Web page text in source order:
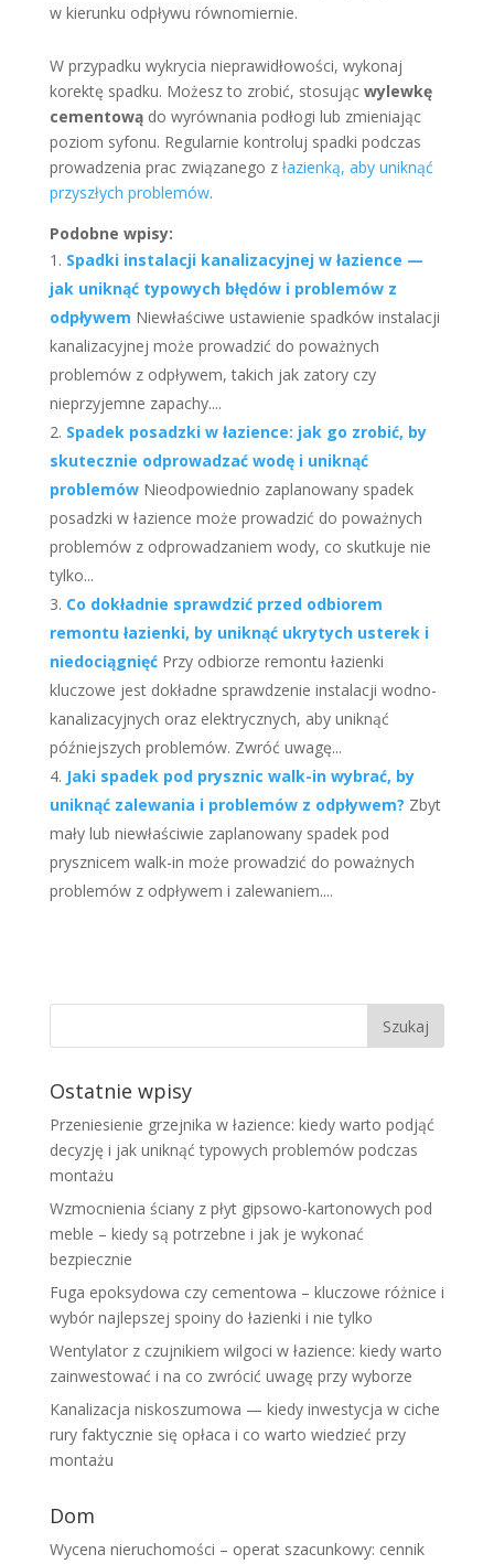
w kierunku odpływu równomiernie.
W przypadku wykrycia nieprawidłowości, wykonaj
korektę spadku. Możesz to zrobić, stosując wylewkę
cementowądo wyrównania podłogi lub zmieniając
poziom syfonu. Regularnie kontroluj spadki podczas
prowadzenia prac związanego z łazienką, aby uniknąć
przyszłych problemów.
Podobne wpisy:
Spadki instalacji kanalizacyjnej w łazience —
jak uniknąć typowych błędów i problemów z
odpływem Niewłaściwe ustawienie spadków instalacji
kanalizacyjnej może prowadzić do poważnych
problemów z odpływem, takich jak zatory czy
nieprzyjemne zapachy....
Spadek posadzki w łazience: jak go zrobić, by
skutecznie odprowadzać wodę i uniknąć
problemów Nieodpowiednio zaplanowany spadek
posadzki w łazience może prowadzić do poważnych
problemów z odprowadzaniem wody, co skutkuje nie
tylko...
Co dokładnie sprawdzić przed odbiorem
remontu łazienki, by uniknąć ukrytych usterek i
niedociągnięć Przy odbiorze remontu łazienki
kluczowe jest dokładne sprawdzenie instalacji wodno-
kanalizacyjnych oraz elektrycznych, aby uniknąć
późniejszych problemów. Zwróć uwagę...
Jaki spadek pod prysznic walk-in wybrać, by
uniknąć zalewania i problemów z odpływem? Zbyt
mały lub niewłaściwie zaplanowany spadek pod
prysznicem walk-in może prowadzić do poważnych
problemów z odpływem i zalewaniem....
Ostatnie wpisy
Przeniesienie grzejnika w łazience: kiedy warto podjąć
decyzję i jak uniknąć typowych problemów podczas
montażu
Wzmocnienia ściany z płyt gipsowo-kartonowych pod
meble – kiedy są potrzebne i jak je wykonać
bezpiecznie
Fuga epoksydowa czy cementowa – kluczowe różnice i
wybór najlepszej spoiny do łazienki i nie tylko
Wentylator z czujnikiem wilgoci w łazience: kiedy warto
zainwestować i na co zwrócić uwagę przy wyborze
Kanalizacja niskoszumowa — kiedy inwestycja w ciche
rury faktycznie się opłaca i co warto wiedzieć przy
montażu
Dom
Wycena nieruchomości – operat szacunkowy: cennik